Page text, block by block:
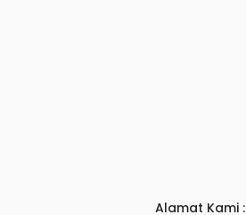
Alamat Kami :